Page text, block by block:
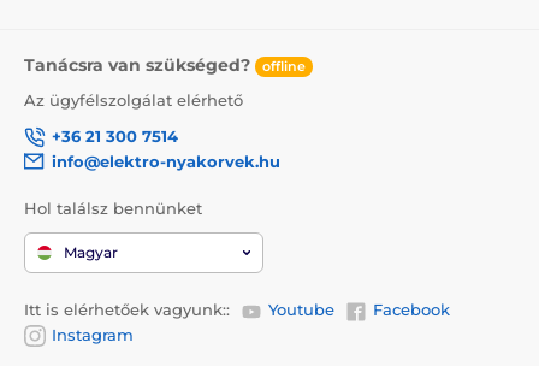
Tanácsra van szükséged? offline
Az ügyfélszolgálat elérhető
+36 21 300 7514
info@elektro-nyakorvek.hu
Hol találsz bennünket
Magyar
Itt is elérhetőek vagyunk:: Youtube
Facebook
Instagram